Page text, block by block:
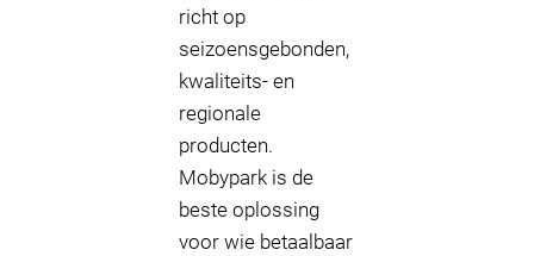
richt op
seizoensgebonden,
kwaliteits- en
regionale
producten.
Mobypark is de
beste oplossing
voor wie betaalbaar